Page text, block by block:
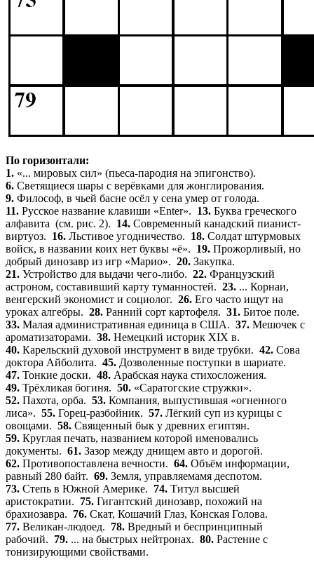
По горизонтали:
1. «... мировых сил» (пьеса-пародия на эпигонство).
6. Светящиеся шары с верёвками для жонглирования.
9. Философ, в чьей басне осёл у сена умер от голода.
11. Русское название клавиши «Enter». 13. Буква греческого
алфавита (см. рис. 2). 14. Современный канадский пианист-
виртуоз. 16. Льстивое угодничество. 18. Солдат штурмовых
войск, в названии коих нет буквы «ё». 19. Прожорливый, но
добрый динозавр из игр «Марио». 20. Закупка.
21. Устройство для выдачи чего-либо. 22. Французский
астроном, составивший карту туманностей. 23. ... Корнаи,
венгерский экономист и социолог. 26. Его часто ищут на
уроках алгебры. 28. Ранний сорт картофеля. 31. Битое поле.
33. Малая административная единица в США. 37. Мешочек с
ароматизаторами. 38. Немецкий историк XIX в.
40. Карельский духовой инструмент в виде трубки. 42. Сова
доктора Айболита. 45. Дозволенные поступки в шариате.
47. Тонкие доски. 48. Арабская наука стихосложения.
49. Трёхликая богиня. 50. «Саратогские стружки».
52. Пахота, орба. 53. Компания, выпустившая «огненного
лиса». 55. Горец-разбойник. 57. Лёгкий суп из курицы с
овощами. 58. Священный бык у древних египтян.
59. Круглая печать, названием которой именовались
документы. 61. Зазор между днищем авто и дорогой.
62. Противопоставлена вечности. 64. Объём информации,
равный 280 байт. 69. Земля, управляемамя деспотом.
73. Степь в Южной Америке. 74. Титул высшей
аристократии. 75. Гигантский динозавр, похожий на
брахиозавра. 76. Скат, Кошачий Глаз, Конская Голова.
77. Великан-людоед. 78. Вредный и беспринципный
рабочий. 79. ... на быстрых нейтронах. 80. Растение с
тонизирующими свойствами.